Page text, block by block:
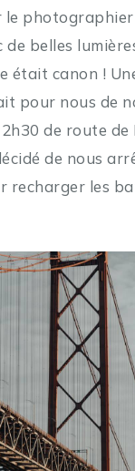
photographier
de belles
était canon !
pour nous de
de route de
de nous
recharger les